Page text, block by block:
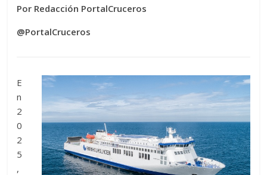
Por Redacción PortalCruceros
@PortalCruceros
E
n
2
0
2
5
,